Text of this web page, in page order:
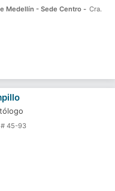
Medellín - Sede Centro - Cra.
# 45-93